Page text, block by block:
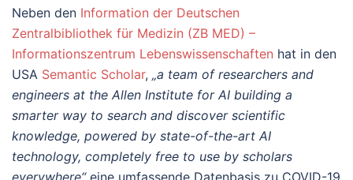
Neben den Information der Deutschen
Zentralbibliothek für Medizin (ZB MED) –
Informationszentrum Lebenswissenschaften hat in den
USA Semantic Scholar, „a team of researchers and
engineers at the Allen Institute for AI building a
smarter way to search and discover scientific
knowledge, powered by state-of-the-art AI
technology, completely free to use by scholars
everywhere“eine umfassende Datenbasis zu COVID-19